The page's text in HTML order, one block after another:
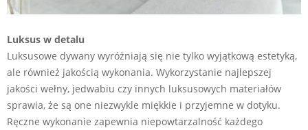
Luksus w detalu
Luksusowe dywany wyróżniają się nie tylko wyjątkową estetyką,
ale również jakością wykonania. Wykorzystanie najlepszej
jakości wełny, jedwabiu czy innych luksusowych materiałów
sprawia, że są one niezwykle miękkie i przyjemne w dotyku.
Ręczne wykonanie zapewnia niepowtarzalność każdego